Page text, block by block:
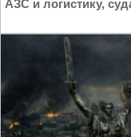
АЗС и логистику,